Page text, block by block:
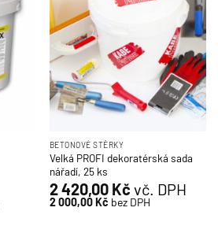
BETONOVÉ STĚRKY
Velká PROFI dekoratérská sada
nářadí, 25 ks
2 420,00 Kč vč. DPH
2 000,00Kč bez DPH